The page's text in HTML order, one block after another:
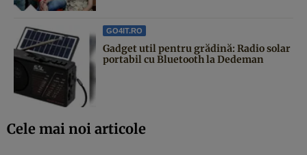
GO4IT.RO
Gadget util pentru grădină: Radio solar
portabil cu Bluetooth la Dedeman
Cele mai noi articole